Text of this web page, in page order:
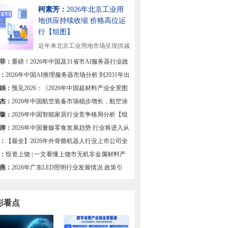
柯素芳： 2026年北京工业用
地供应持续收缩 价格高位运
行【组图】
近年来北京工业用地市场呈现供减
势，供应规模...
[详细]
： 重磅！2026年中国及31省市AI服务器行业政
及解读（全）
2026年中国AI推理服务器市场分析 到2031年出
望达201万台【组图】
： 预见2026：《2026年中国超材料产业全景图
： 2026年中国航空装备市场稳步增长，航空涂
不减
： 2026年中国智能家居行业竞争格局分析【组
： 2026年中国量贩零食发展趋势 行业将进入从
速转向质效深耕的新阶段【组图】
【最全】2026年外骨骼机器人行业上市公司全
比
投资上饶 | 一文看懂上饶市无机非金属材料产
现状与投资机会前瞻
： 2026年广东LED照明行业发展情况 政策引
看点